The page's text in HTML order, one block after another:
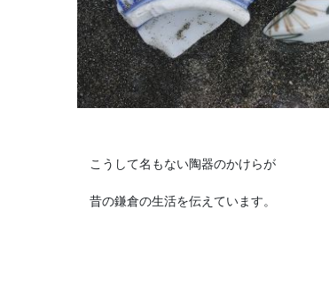
こうして名もない陶器のかけらが
昔の鎌倉の生活を伝えています。